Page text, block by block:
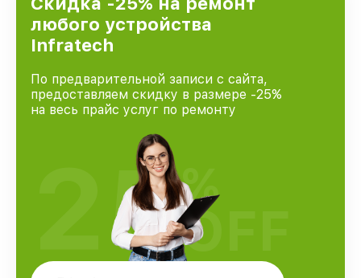
любого устройства
Infratech
По предварительной записи с сайта,
предоставляем скидку в размере -25%
на весь прайс услуг по ремонту
25%
OFF